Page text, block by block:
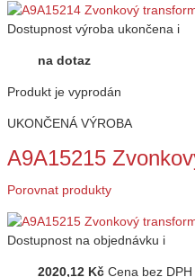
Dostupnost výroba ukončena i
na dotaz
Produkt je vyprodán
UKONČENÁ VÝROBA
A9A15215
Porovnat produkty
Dostupnost na objednávku i
2020,12 Kč Cena bez DPH